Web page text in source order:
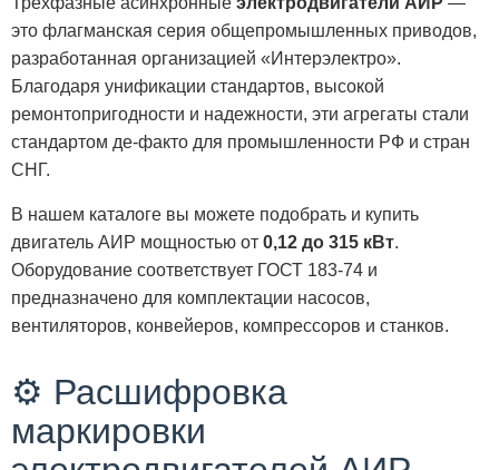
это флагманская серия общепромышленных приводов,
разработанная организацией «Интерэлектро».
Благодаря унификации стандартов, высокой
ремонтопригодности и надежности, эти агрегаты стали
стандартом де-факто для промышленности РФ и стран
СНГ.
В нашем каталоге вы можете подобрать и купить
двигатель АИР мощностью от 0,12 до 315 кВт.
Оборудование соответствует ГОСТ 183-74 и
предназначено для комплектации насосов,
вентиляторов, конвейеров, компрессоров и станков.
⚙️ Расшифровка
маркировки